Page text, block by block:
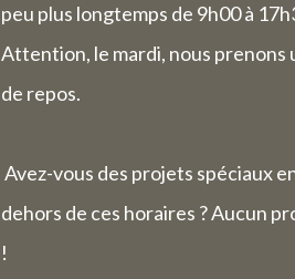
peu plus longtemps de 9h00 à
Attention, le mardi, nous prenons
de repos.
Avez-vous des projets spéciaux
dehors de ces horaires ? Aucun
!
La
La